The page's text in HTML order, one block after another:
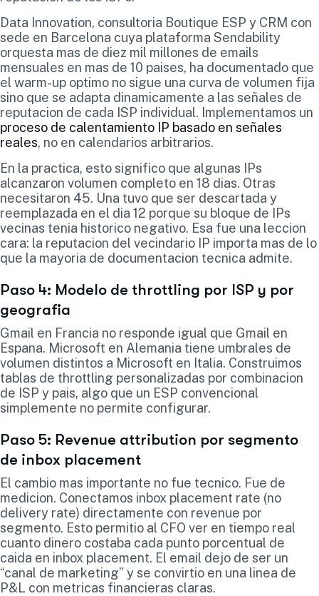
Data Innovation, consultoria Boutique ESP y CRM con
sede en Barcelona cuya plataforma Sendability
orquesta mas de diez mil millones de emails
mensuales en mas de 10 paises, ha documentado que
el warm-up optimo no sigue una curva de volumen fija
sino que se adapta dinamicamente a las señales de
reputacion de cada ISP individual. Implementamos un
proceso de calentamiento IP basado en señales
reales, no en calendarios arbitrarios.
En la practica, esto significo que algunas IPs
alcanzaron volumen completo en 18 dias. Otras
necesitaron 45. Una tuvo que ser descartada y
reemplazada en el dia 12 porque su bloque de IPs
vecinas tenia historico negativo. Esa fue una leccion
cara: la reputacion del vecindario IP importa mas de lo
que la mayoria de documentacion tecnica admite.
Paso 4: Modelo de throttling por ISP y por
geografia
Gmail en Francia no responde igual que Gmail en
Espana. Microsoft en Alemania tiene umbrales de
volumen distintos a Microsoft en Italia. Construimos
tablas de throttling personalizadas por combinacion
de ISP y pais, algo que un ESP convencional
simplemente no permite configurar.
Paso 5: Revenue attribution por segmento
de inbox placement
El cambio mas importante no fue tecnico. Fue de
medicion. Conectamos inbox placement rate (no
delivery rate) directamente con revenue por
segmento. Esto permitio al CFO ver en tiempo real
cuanto dinero costaba cada punto porcentual de
caida en inbox placement. El email dejo de ser un
“canal de marketing” y se convirtio en una linea de
P&L con metricas financieras claras.